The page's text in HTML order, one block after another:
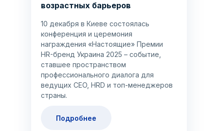
возрастных барьеров
10 декабря в Киеве состоялась
конференция и церемония
награждения «Настоящие» Премии
HR-бренд Украина 2025 – событие,
ставшее пространством
профессионального диалога для
ведущих CEO, HRD и топ-менеджеров
страны.
Подробнее